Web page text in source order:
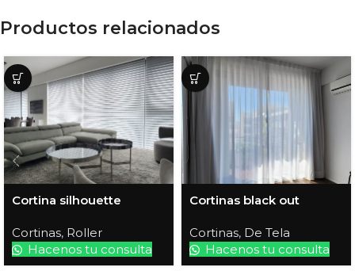
Productos relacionados
Cortina silhouette
Cortinas, Roller
Hacenos tu consulta
Cortinas black out
Cortinas, De Tela
Hacenos tu consulta